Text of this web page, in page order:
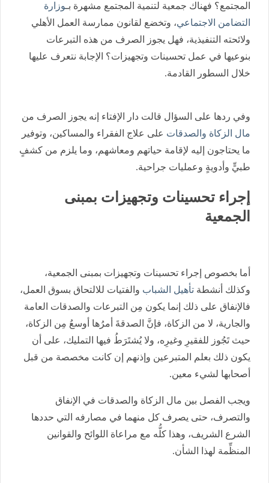
المجتمع؟ فهناك جمعية لتنمية المجتمع مشهرة بـوزارة
التضامن الاجتماعي، وتخضع لقانون ممارسة العمل الأهلي
ولائحته التنفيذية، فهل يجوز الصرف من هذه التبرعات
بنوعيها في عمل تحسينات وتجهيزات؟ الإجابة نتعرف عليها
خلال السطور القادمة.
وفي ردها على السؤال قالت دار الإفتاء إنه يجوز الصرف من
مال الزكاة والصدقات على علاج الفقراء والمساكين، وتوفير
ما يحتاجون إليه لإقامة حياتهم ومعاشهم، وما يلزم من كشفٍ
طبيٍّ وأدويةٍ وعمليات جراحية.
إجراء تحسينات وتجهيزات بمبنى
الجمعية
أما بخصوص إجراء تحسينات وتجهيزات بمبنى الجمعية،
وكذلك أنشطة تأهيل الشباب والفتيات للالتحاق بسوق العمل،
فالإنفاق على ذلك إنما يكون مِن التبرعات والصدقات العامة
والجارية، لا من الزكاة، فإنَّ الصدقةَ أمرُها أوسعُ مِن الزكاة،
حيث تَجُوز للفقيرِ وغيرِه، ولا يُشتَرَطُ فيها التمليك، على أن
يكون ذلك بعلم المتبرعين وإذنهم إن كانت مخصصة من قبل
أصحابها لشيء معين.
ويجب الفصل بين مال الزكاة والصدقات في الإنفاق
والتصرف، حتى يصرف كل منهما في مصارفه التي حددها
الشرع الشريف، وهذا كلُّه مع مراعاة اللوائح والقوانين
المنظِّمة لهذا الشأن.